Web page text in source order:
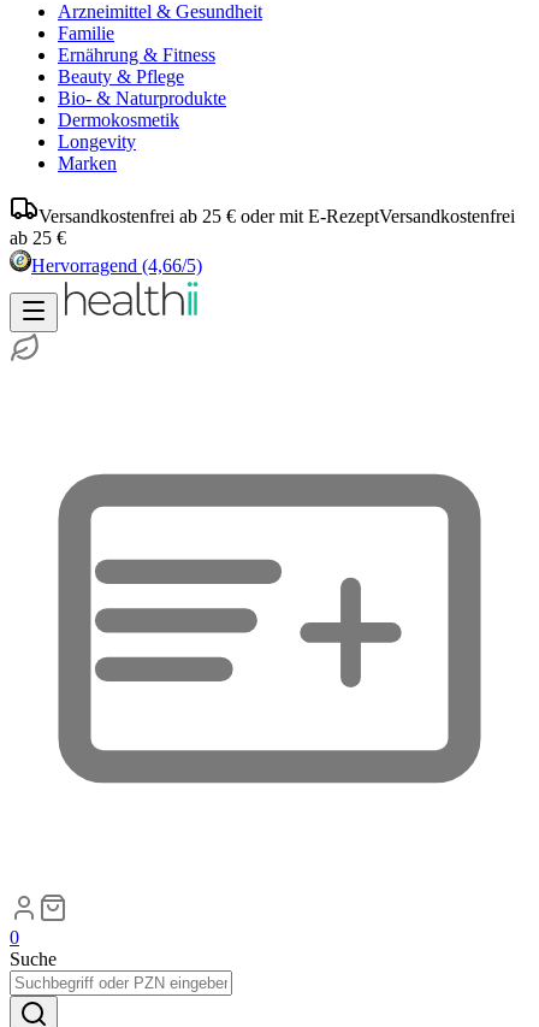
Arzneimittel & Gesundheit
Familie
Ernährung & Fitness
Beauty & Pflege
Bio- & Naturprodukte
Dermokosmetik
Longevity
Marken
Versandkostenfrei ab 25 € oder mit E-RezeptVersandkostenfrei
ab 25 €
Hervorragend (4,66/5)
0
Suche